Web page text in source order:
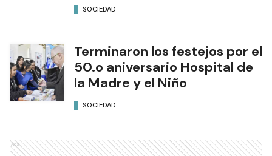
SOCIEDAD
Terminaron los festejos por el
50.o aniversario Hospital de
la Madre y el Niño
SOCIEDAD
Ads